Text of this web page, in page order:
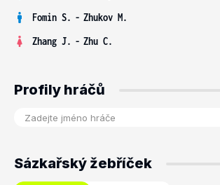
Fomin S. - Zhukov M.
Zhang J. - Zhu C.
Profily hráčů
Sázkařský žebříček